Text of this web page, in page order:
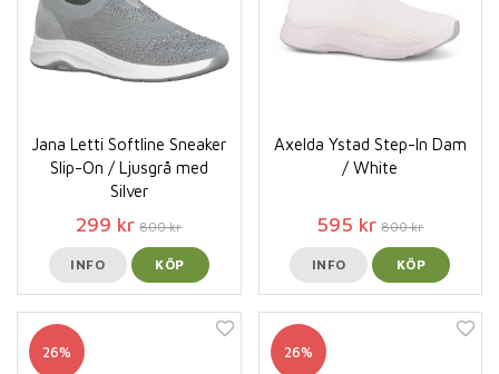
Jana Letti Softline Sneaker
Slip-On / Ljusgrå med
Silver
299 kr 800 kr
INFO KÖP
Axelda Ystad Step-In Dam
/ White
595 kr 800 kr
INFO KÖP
26% 26%